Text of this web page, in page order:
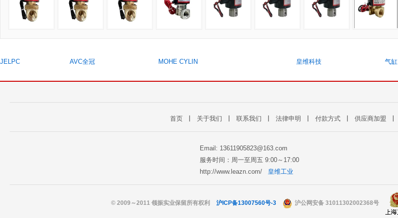
JELPC AVC全冠 MOHE CYLIN 皇维科技 气缸
首页 关于我们 联系我们 法律申明 付款方式 供应商加盟
Email: 13611905823@163.com
服务时间：周一至周五 9:00～17:00
http://www.leazn.com/ 皇维工业
© 2009～2011 领振实业保留所有权利 沪ICP备13007560号-3 沪公网安备 31011302002368号